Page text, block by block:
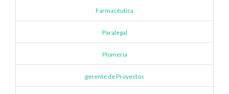
Farmacéutica
Paralegal
Plomería
gerente de Proyectos